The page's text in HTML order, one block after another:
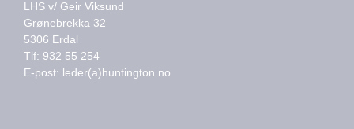
LHS v/ Geir Viksund
Grønebrekka 32
5306 Erdal
Tlf: 932 55 254
E-post: leder(a)huntington.no